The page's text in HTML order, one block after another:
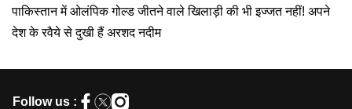
पाकिस्तान में ओलंपिक गोल्ड जीतने वाले खिलाड़ी की भी इज्जत नहीं! अपने
देश के रवैये से दुखी हैं अरशद नदीम
Follow us :